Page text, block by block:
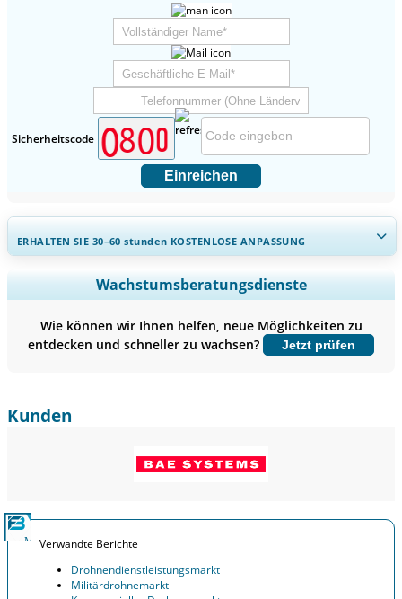
Sicherheitscode
Einreichen
ERHALTEN SIE 30–60stunden KOSTENLOSE ANPASSUNG
Regionale und länderspezifische Abdeckung erweitern,
Segmentanalyse, Unternehmensprofile, Wettbewerbs-
Jetzt anpassen
Wachstumsberatungsdienste
Wie können wir Ihnen helfen, neue Möglichkeiten zu
entdecken und schneller zu wachsen?
Jetzt prüfen
Kunden
Verwandte Berichte
Drohnendienstleistungsmarkt
Militärdrohnemarkt